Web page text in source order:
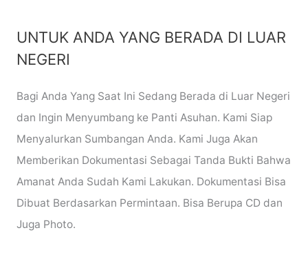
UNTUK ANDA YANG BERADA DI LUAR
NEGERI
Bagi Anda Yang Saat Ini Sedang Berada di Luar Negeri
dan Ingin Menyumbang ke Panti Asuhan. Kami Siap
Menyalurkan Sumbangan Anda. Kami Juga Akan
Memberikan Dokumentasi Sebagai Tanda Bukti Bahwa
Amanat Anda Sudah Kami Lakukan. Dokumentasi Bisa
Dibuat Berdasarkan Permintaan. Bisa Berupa CD dan
Juga Photo.